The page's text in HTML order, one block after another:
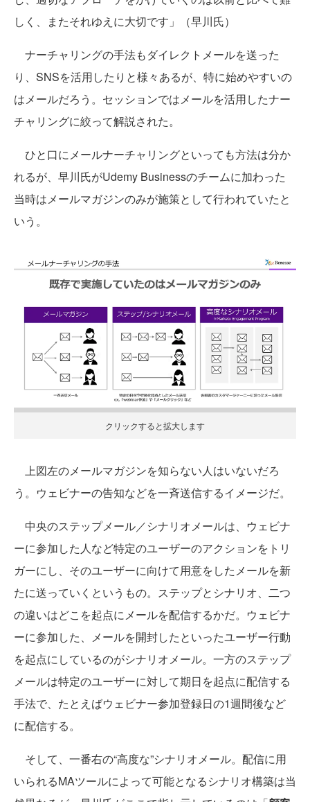
しく、またそれゆえに大切です」（早川氏）
ナーチャリングの手法もダイレクトメールを送った
り、SNSを活用したりと様々あるが、特に始めやすいの
はメールだろう。セッションではメールを活用したナー
チャリングに絞って解説された。
ひと口にメールナーチャリングといっても方法は分か
れるが、早川氏がUdemy Businessのチームに加わった
当時はメールマガジンのみが施策として行われていたと
いう。
クリックすると拡大します
上図左のメールマガジンを知らない人はいないだろ
う。ウェビナーの告知などを一斉送信するイメージだ。
中央のステップメール／シナリオメールは、ウェビナ
ーに参加した人など特定のユーザーのアクションをトリ
ガーにし、そのユーザーに向けて用意をしたメールを新
たに送っていくというもの。ステップとシナリオ、二つ
の違いはどこを起点にメールを配信するかだ。ウェビナ
ーに参加した、メールを開封したといったユーザー行動
を起点にしているのがシナリオメール。一方のステップ
メールは特定のユーザーに対して期日を起点に配信する
手法で、たとえばウェビナー参加登録日の1週間後など
に配信する。
そして、一番右の“高度な”シナリオメール。配信に用
いられるMAツールによって可能となるシナリオ構築は当